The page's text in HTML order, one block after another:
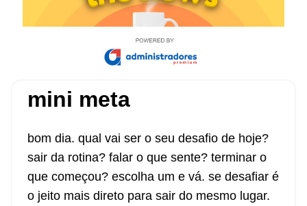
mini meta
bom dia. qual vai ser o seu desafio de hoje?
sair da rotina? falar o que sente? terminar o
que começou? escolha um e vá. se desafiar é
o jeito mais direto para sair do mesmo lugar.